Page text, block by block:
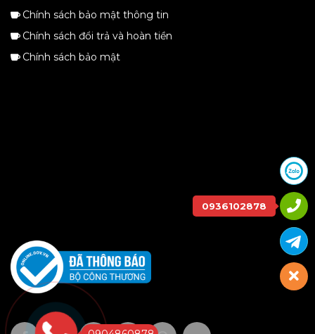
Chính sách bảo mật thông tin
Chính sách đổi trả và hoàn tiền
Chính sách bảo mật
0936102878